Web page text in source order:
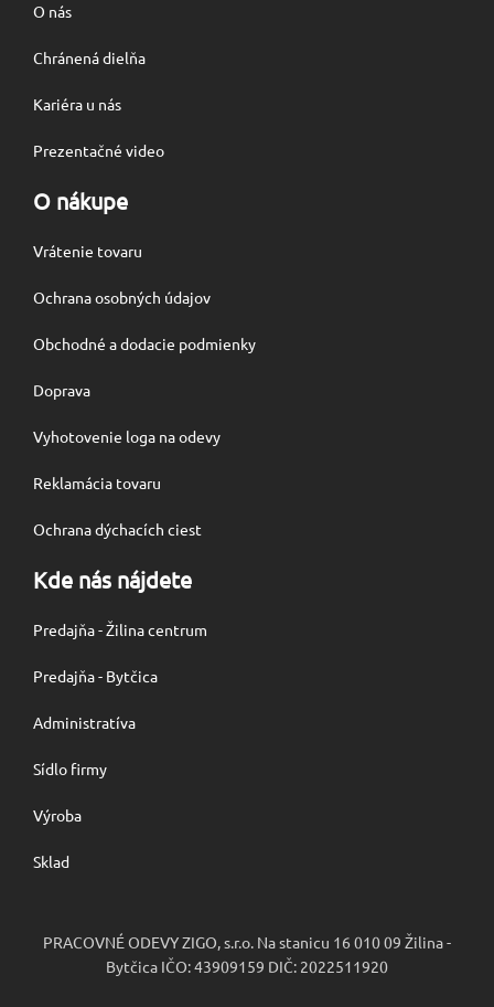
O nás
Chránená dielňa
Kariéra u nás
Prezentačné video
O nákupe
Vrátenie tovaru
Ochrana osobných údajov
Obchodné a dodacie podmienky
Doprava
Vyhotovenie loga na odevy
Reklamácia tovaru
Ochrana dýchacích ciest
Kde nás nájdete
Predajňa - Žilina centrum
Predajňa - Bytčica
Administratíva
Sídlo firmy
Výroba
Sklad
PRACOVNÉ ODEVY ZIGO, s.r.o. Na stanicu 16 010 09 Žilina -
Bytčica IČO: 43909159 DIČ: 2022511920